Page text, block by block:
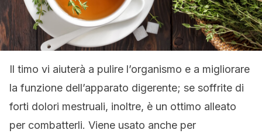
Il timo vi aiuterà a pulire l’organismo e a migliorare
la funzione dell’apparato digerente; se soffrite di
forti dolori mestruali, inoltre, è un ottimo alleato
per combatterli. Viene usato anche per